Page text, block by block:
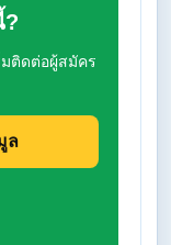
?
ติดต่อผู้สมัคร
ล